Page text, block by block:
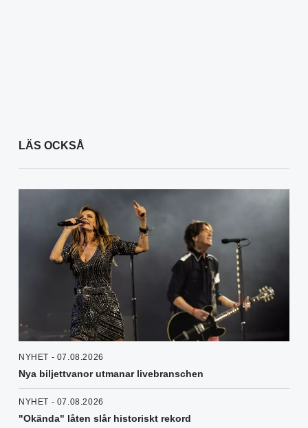
LÄS OCKSÅ
NYHET - 07.08.2026
Nya biljettvanor utmanar livebranschen
NYHET - 07.08.2026
"Okända" låten slår historiskt rekord